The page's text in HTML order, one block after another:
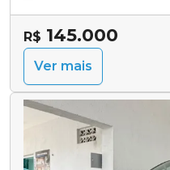
R$ 145.000
Ver mais